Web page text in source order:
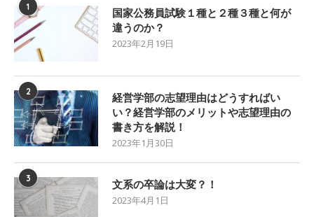
1
国家公務員試験１種と２種３種と何が
違うのか？
2023年2月19日
2
経営学部の志望理由はどうすればい
い？経営学部のメリットや志望理由の
書き方を解説！
2023年1月30日
3 文系の卒論は大変？！
2023年4月1日